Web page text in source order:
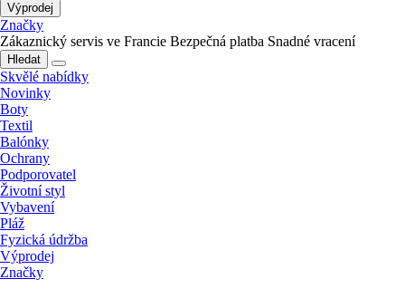
Výprodej
Značky
Zákaznický servis ve Francie Bezpečná platba Snadné vracení
Hledat
Skvělé nabídky
Novinky
Boty
Textil
Balónky
Ochrany
Podporovatel
Životní styl
Vybavení
Pláž
Fyzická údržba
Výprodej
Značky